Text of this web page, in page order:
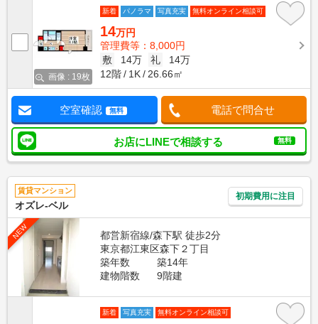
画像 : 19枚
新着 パノラマ 写真充実 無料オンライン相談可
14万円
管理費等：8,000円
敷
14万 礼
14万
12階
1K 26.66㎡
空室確認 無料 電話で問合せ
お店にLINEで相談する 無料
賃貸マンション
オズレ-ベル
初期費用に注目
NEW
都営新宿線/森下駅 徒歩2分
東京都江東区森下２丁目
築年数
築14年
建物階数
9階建
新着 写真充実 無料オンライン相談可